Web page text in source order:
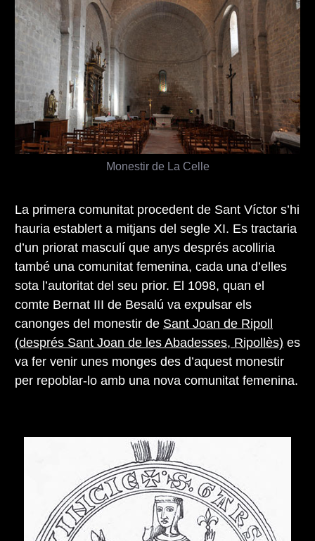
Monestir de La Celle
La primera comunitat procedent de Sant Víctor s’hi
hauria establert a mitjans del segle XI. Es tractaria
d’un priorat masculí que anys després acolliria
també una comunitat femenina, cada una d’elles
sota l’autoritat del seu prior. El 1098, quan el
comte Bernat III de Besalú va expulsar els
canonges del monestir de Sant Joan de Ripoll
(després Sant Joan de les Abadesses, Ripollès) es
va fer venir unes monges des d’aquest monestir
per repoblar-lo amb una nova comunitat femenina.